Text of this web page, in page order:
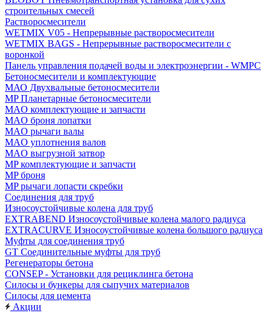
строительных смесей
Растворосмесители
WETMIX V05 - Непрерывные растворосмесители
WETMIX BAGS - Непрерывные растворосмесители с
воронкой
Панель управления подачей воды и электроэнергии - WMPC
Бетоносмесители и комплектующие
МАО Двухвальные бетоносмесители
MP Планетарные бетоносмесители
MAO комплектующие и запчасти
MAO броня лопатки
MAO рычаги валы
MAO уплотнения валов
MAO выгрузной затвор
MP комплектующие и запчасти
MP броня
MP рычаги лопасти скребки
Соединения для труб
Износоустойчивые колена для труб
EXTRABEND Износоустойчивые колена малого радиуса
EXTRACURVE Износоустойчивые колена большого радиуса
Муфты для соединения труб
GT Соединительные муфты для труб
Регенераторы бетона
CONSEP - Установки для рециклинга бетона
Силосы и бункеры для сыпучих материалов
Силосы для цемента
Акции